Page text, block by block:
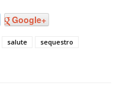
Google+
salute
sequestro